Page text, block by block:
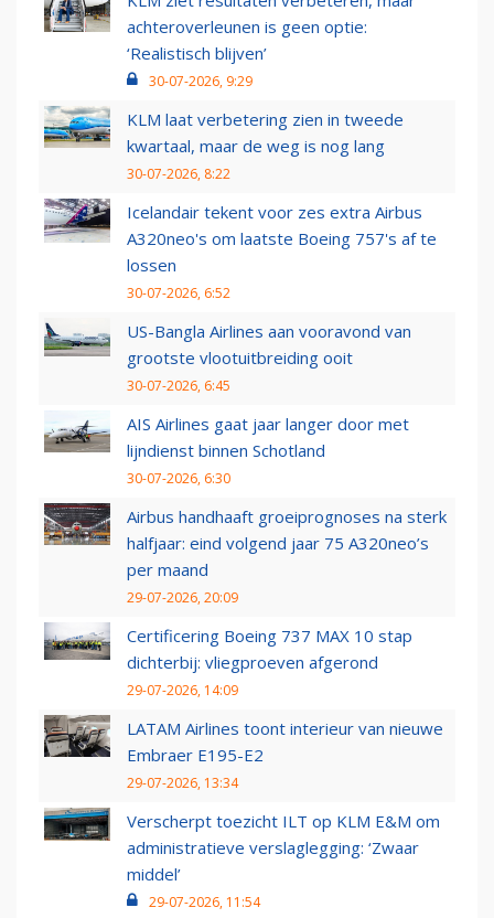
achteroverleunen is geen optie:
‘Realistisch blijven’
30-07-2026, 9:29
KLM laat verbetering zien in tweede
kwartaal, maar de weg is nog lang
30-07-2026, 8:22
Icelandair tekent voor zes extra Airbus
A320neo's om laatste Boeing 757's af te
lossen
30-07-2026, 6:52
US-Bangla Airlines aan vooravond van
grootste vlootuitbreiding ooit
30-07-2026, 6:45
AIS Airlines gaat jaar langer door met
lijndienst binnen Schotland
30-07-2026, 6:30
Airbus handhaaft groeiprognoses na sterk
halfjaar: eind volgend jaar 75 A320neo’s
per maand
29-07-2026, 20:09
Certificering Boeing 737 MAX 10 stap
dichterbij: vliegproeven afgerond
29-07-2026, 14:09
LATAM Airlines toont interieur van nieuwe
Embraer E195-E2
29-07-2026, 13:34
Verscherpt toezicht ILT op KLM E&M om
administratieve verslaglegging: ‘Zwaar
middel’
29-07-2026, 11:54